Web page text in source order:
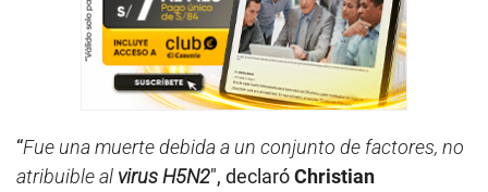
“Fue una muerte debida a un conjunto de factores, no
atribuible al virus H5N2″, declaróChristian